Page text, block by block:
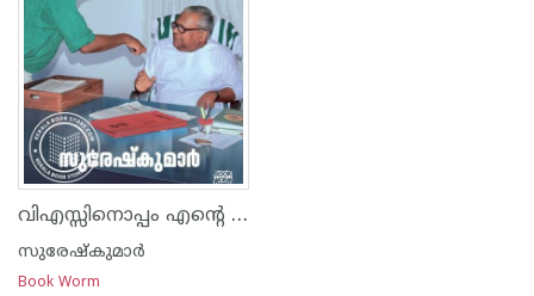
വിഎസ്സിനൊപ്പം എന്റെ ദിനങ്ങൾ
സുരേഷ്കുമാർ
Book Worm